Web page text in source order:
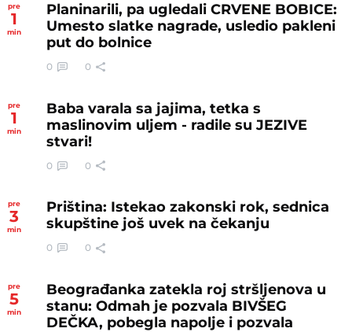
pre
1
min
Planinarili, pa ugledali CRVENE BOBICE:
Umesto slatke nagrade, usledio pakleni
put do bolnice
0 0
pre
1
min
Baba varala sa jajima, tetka s
maslinovim uljem - radile su JEZIVE
stvari!
0 0
pre
3
min
Priština: Istekao zakonski rok, sednica
skupštine još uvek na čekanju
0 0
pre
5
min
Beograđanka zatekla roj stršljenova u
stanu: Odmah je pozvala BIVŠEG
DEČKA, pobegla napolje i pozvala